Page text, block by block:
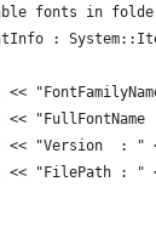
fonts in
:
<<
<< "FullFontName
<< "Version  : "
<< "FilePath : "